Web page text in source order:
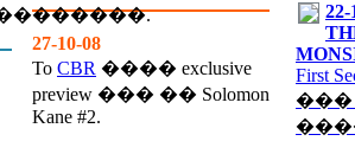
27-10-08
To CBR ���� exclusive
preview ��� �� Solomon
Kane #2.
22-
First